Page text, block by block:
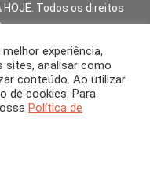
HOJE. Todos os direitos
do conteúdo (imagens
experiência,
sites, analisar como
conteúdo. Ao utilizar
de cookies. Para
Política de